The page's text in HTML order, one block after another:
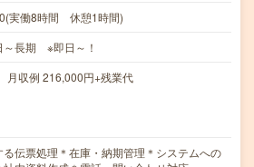
実働8時間 休憩1時間)
～長期 ※即日～！
収例 216,000円+残業代
る伝票処理＊在庫・納期管理＊システムへの